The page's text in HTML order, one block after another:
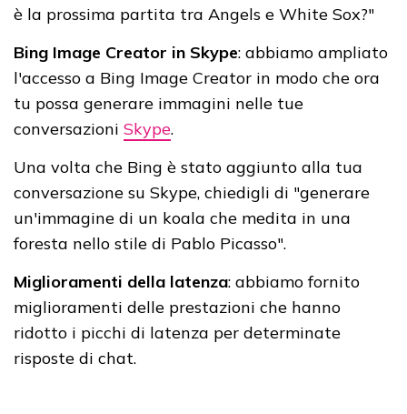
è la prossima partita tra Angels e White Sox?"
Bing Image Creator in Skype: abbiamo ampliato
l'accesso a Bing Image Creator in modo che ora
tu possa generare immagini nelle tue
conversazioni Skype.
Una volta che Bing è stato aggiunto alla tua
conversazione su Skype, chiedigli di "generare
un'immagine di un koala che medita in una
foresta nello stile di Pablo Picasso".
Miglioramenti della latenza: abbiamo fornito
miglioramenti delle prestazioni che hanno
ridotto i picchi di latenza per determinate
risposte di chat.